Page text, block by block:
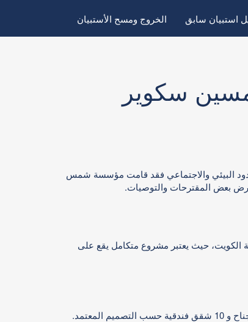
استبيان سابق الخروج ومسح الأستبيان
سكوير
البيئي والاجتماعي فقد قامت مؤسسة شمس
لعرض بعض المقترحات والتوصيات.
الكويت، حيث يعتبر مشروع متكامل يقع على